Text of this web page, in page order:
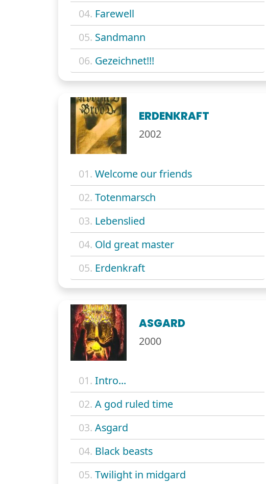
04. Farewell
05. Sandmann
06. Gezeichnet!!!
ERDENKRAFT
2002
01. Welcome our friends
02. Totenmarsch
03. Lebenslied
04. Old great master
05. Erdenkraft
ASGARD
2000
01. Intro...
02. A god ruled time
03. Asgard
04. Black beasts
05. Twilight in midgard